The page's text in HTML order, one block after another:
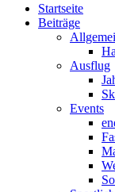
Startseite
Beiträge
Ausflug
Events